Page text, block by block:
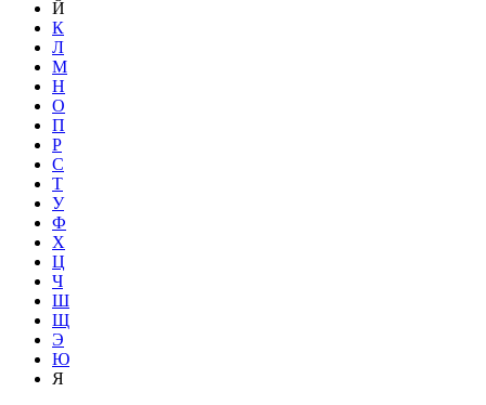
Й
К
Л
М
Н
О
П
Р
С
Т
У
Ф
Х
Ц
Ч
Ш
Щ
Э
Ю
Я